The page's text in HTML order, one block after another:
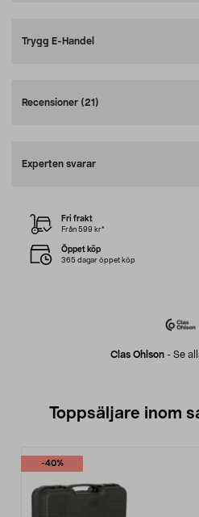
Trygg E-Handel
Recensioner (21)
Experten svarar
Clas Ohlson - Se
Fri frakt
Från 599 kr*
Öppet köp
365 dagar öppet köp
Toppsäljare inom
-40%